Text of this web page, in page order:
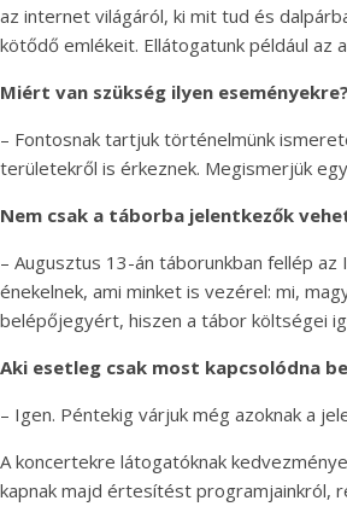
az internet világáról, ki mit tud és
kötődő emlékeit. Ellátogatunk például az
Miért van szükség ilyen eseményekre?
– Fontosnak tartjuk történelmünk
területekről is érkeznek. Megismerjük
Nem csak a táborba jelentkezők
– Augusztus 13-án táborunkban fellép
énekelnek, ami minket is vezérel: mi,
belépőjegyért, hiszen a tábor költségei
Aki esetleg csak most kapcsolódna
– Igen. Péntekig várjuk még azoknak a
A koncertekre látogatóknak
kapnak majd értesítést programjainkról,